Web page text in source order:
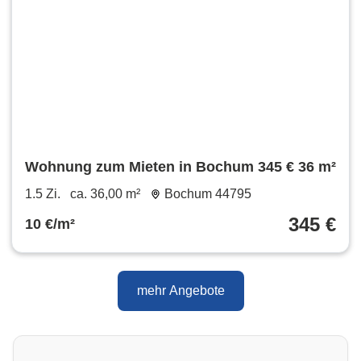
Wohnung zum Mieten in Bochum 345 € 36 m²
1.5 Zi. ca. 36,00 m² Bochum 44795
10 €/m² 345 €
mehr Angebote